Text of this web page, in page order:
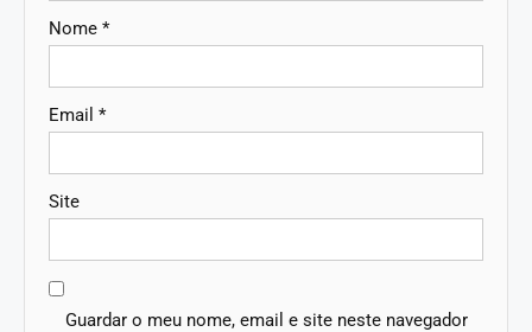
Nome *
Email *
Site
Guardar o meu nome, email e site neste navegador